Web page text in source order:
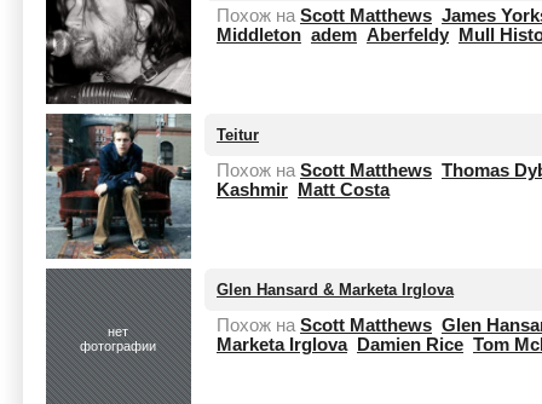
Похож на Scott Matthews James
Middleton adem Aberfeldy Mull
Teitur
Похож на Scott Matthews Thomas
Kashmir
Matt Costa
нет
фотографии
Glen Hansard & Marketa Irglova
Похож на Scott Matthews Glen
Marketa Irglova
Damien Rice Tom